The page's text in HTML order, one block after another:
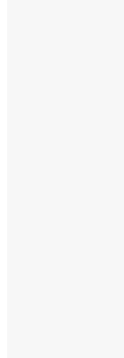
У зустрічі
Синодального
митрополит
його
Посилення
Під час
важливих
в умовах
Мова йшла
системи
ефективності
а також про
морального